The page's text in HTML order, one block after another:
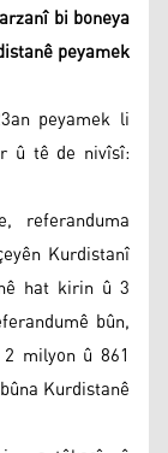
bi boneya
peyamek
peyamek li
û tê de nivîsî:
Kurdistanî
hat kirin û 3
bûn,
milyon û 861
Kurdistanê